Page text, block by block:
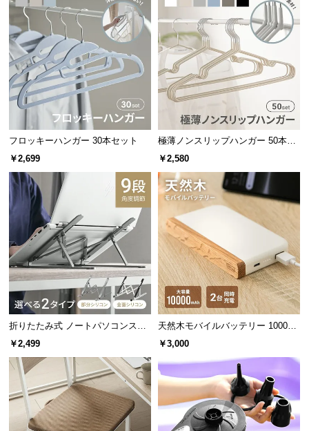
品
の
配
送
に
つ
い
商
品
の
配
送
に
つ
い
て
小
型
商
品
の
配
中空構造で通気性を確保
センターに空洞を設けた中空設計。空気が通ること
で、熱がこもらず長時間使用しても快適です。
フロッキーハンガー 30本セット
￥2,699
極薄ノンスリップハンガー 50本セ
ット
￥2,580
折りたたみ式 ノートパソコンスタ
ンド
￥2,499
天然木モバイルバッテリー 10000m
Ah USB-C/USB-A 2台同時充電対応
￥3,000